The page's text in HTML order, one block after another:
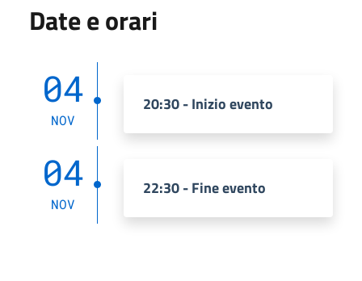
Date e orari
04
NOV
20:30 - Inizio evento
04
NOV
22:30 - Fine evento